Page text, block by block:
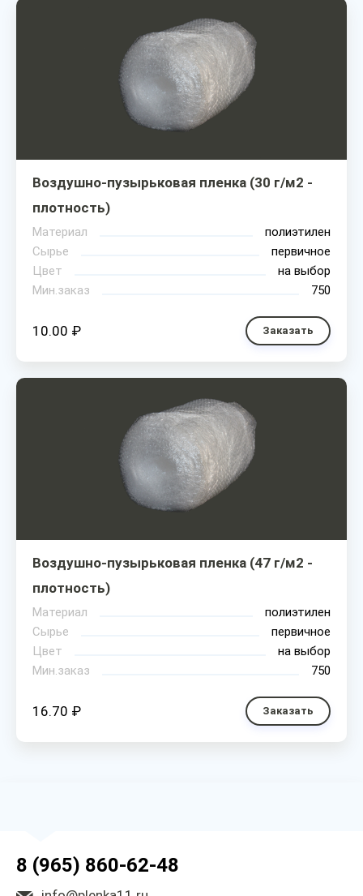
Воздушно-пузырьковая пленка (30 г/м2 -
плотность)
Материал
полиэтилен
Сырье
первичное
Цвет
на выбор
Мин.заказ
750
10.00 ₽ Заказать
Воздушно-пузырьковая пленка (47 г/м2 -
плотность)
Материал
полиэтилен
Сырье
первичное
Цвет
на выбор
Мин.заказ
750
16.70 ₽ Заказать
8 (965) 860-62-48